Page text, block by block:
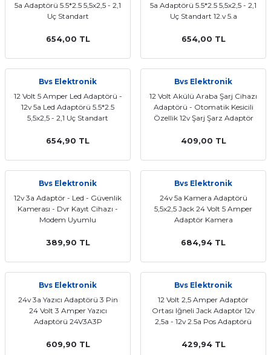
5a Adaptörü 5.5*2.5 5,5x2,5 - 2,1
Uç Standart
654,00 TL
5a Adaptörü 5.5*2.5 5,5x2,5 - 2,1
Uç Standart 12.v 5.a
654,00 TL
Bvs Elektronik
12 Volt 5 Amper Led Adaptörü -
12v 5a Led Adaptörü 5.5*2.5
5,5x2,5 - 2,1 Uç Standart
654,90 TL
Bvs Elektronik
12 Volt Akülü Araba Şarj Cihazı
Adaptörü - Otomatik Kesicili
Özellik 12v Şarj Şarz Adaptör
409,00 TL
Bvs Elektronik
12v 3a Adaptör - Led - Güvenlik
Kamerası - Dvr Kayıt Cihazı -
Modem Uyumlu
389,90 TL
Bvs Elektronik
24v 5a Kamera Adaptörü
5,5x2,5 Jack 24 Volt 5 Amper
Adaptör Kamera
684,94 TL
Bvs Elektronik
24v 3a Yazıcı Adaptörü 3 Pin
24 Volt 3 Amper Yazıcı
Adaptörü 24V3A3P
609,90 TL
Bvs Elektronik
12 Volt 2,5 Amper Adaptör
Ortası Iğneli Jack Adaptör 12v
2,5a - 12v 2.5a Pos Adaptörü
429,94 TL